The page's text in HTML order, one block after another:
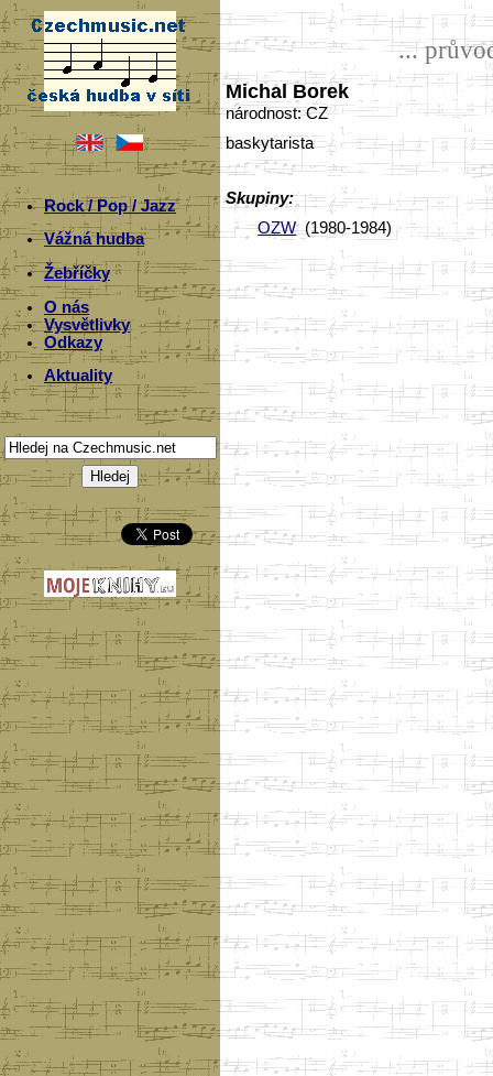
Rock / Pop / Jazz
Vážná hudba
Žebříčky
O nás
Vysvětlivky
Odkazy
Aktuality
...
Michal Borek
národnost: CZ
baskytarista
Skupiny:
OZW(1980-1984)